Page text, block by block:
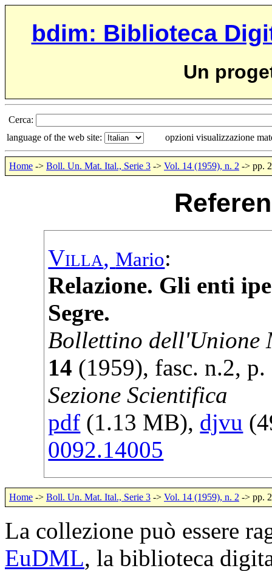
bdim: Biblioteca
Un
Cerca:
language of the web site:
opzioni visualizzazione
Home -> Boll. Un. Mat. Ital., Serie 3 -> Vol. 14 (1959), n. 2 -> pp.
Villa, Mario:
Relazione. Gli enti
Segre.
Bollettino dell'Unione
14 (1959), fasc. n.2, p.
Sezione Scientifica
pdf (1.13 MB), djvu
0092.14005
Home -> Boll. Un. Mat. Ital., Serie 3 -> Vol. 14 (1959), n. 2 -> pp.
La collezione può essere
EuDML, la biblioteca